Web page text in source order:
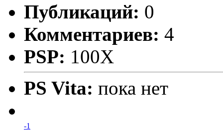
Публикаций: 0
Комментариев: 4
PSP: 100X
PS Vita: пока нет
-1